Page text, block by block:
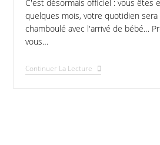
C'est désormais officiel : vous êtes
quelques mois, votre quotidien
chamboulé avec l'arrivé de bébé…
vous…
Continuer La Lecture